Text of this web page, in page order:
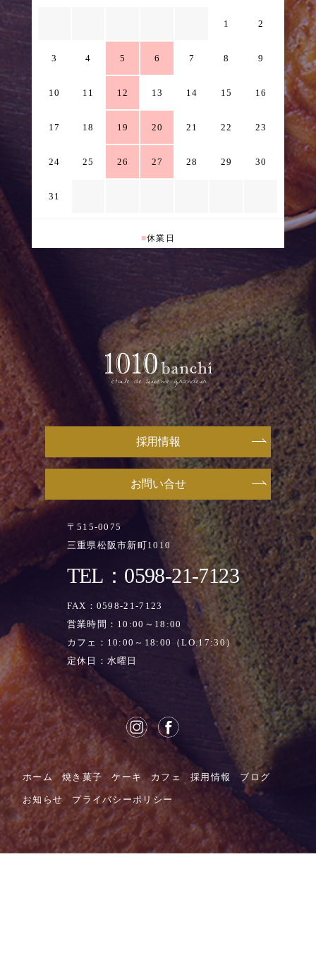
1 2
3 4 5 6 7 8 9
10 11 12 13 14 15 16
17 18 19 20 21 22 23
24 25 26 27 28 29 30
31
■休業日
〒515-0075
三重県松阪市新町1010
TEL：0598-21-7123
FAX：0598-21-7123
営業時間：10:00～18:00
カフェ：10:00～18:00（LO.17:30）
定休日：水曜日
お問い合せ
採用情報
ホーム 焼き菓子 ケーキ カフェ 採用情報 ブログ
お知らせ プライバシーポリシー